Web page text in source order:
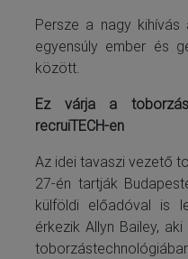
Persze a nagy
egyensúly ember és
között.
Ez várja a
recruiTECH-en
Az idei tavaszi vezető
27-én tartják
külföldi előadóval is
érkezik Allyn Bailey,